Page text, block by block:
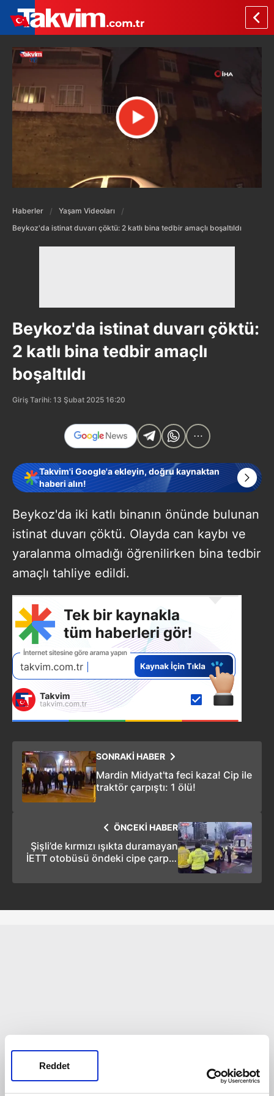
Reddet
Haberler
Yaşam Videoları
Beykoz'da istinat duvarı çöktü: 2 katlı bina tedbir amaçlı boşaltıldı
Beykoz'da istinat duvarı çöktü:
2 katlı bina tedbir amaçlı
boşaltıldı
Giriş Tarihi: 13 Şubat 2025 16:20
Takvim'i Google'a ekleyin, doğru kaynaktan
haberi alın!
Beykoz'da iki katlı binanın önünde bulunan
istinat duvarı çöktü. Olayda can kaybı ve
yaralanma olmadığı öğrenilirken bina tedbir
amaçlı tahliye edildi.
SONRAKİ HABER
Mardin Midyat'ta feci kaza! Cip ile
traktör çarpıştı: 1 ölü!
ÖNCEKİ HABER
Şişli’de kırmızı ışıkta duramayan
İETT otobüsü öndeki cipe çarptı: